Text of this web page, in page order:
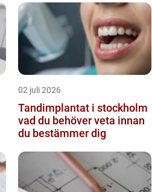
02 juli 2026
Tandimplantat i stockholm
vad du behöver veta innan
du bestämmer dig